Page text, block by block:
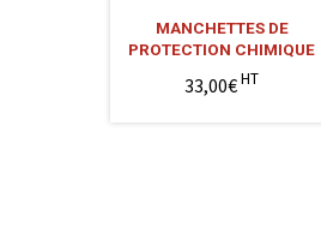
MANCHETTES DE
PROTECTION CHIMIQUE
33,00€HT